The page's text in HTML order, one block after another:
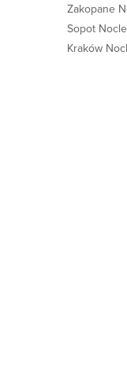
Zakopane
Sopot
Kraków